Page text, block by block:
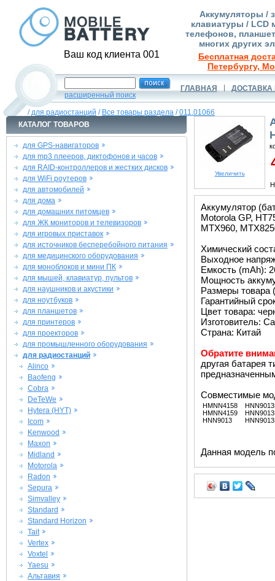
Ваш код клиента 001
Аккумуляторы /
клавиатуры / LCD
телефонов,
многих других
Бесплатная
Петербургу,
расширенный поиск
ГЛАВНАЯ ДОСТАВКА
/для радиостанций / Все товары раздела /011.01066
КАТАЛОГ ТОВАРОВ
для GPS-навигаторов
для mp3 плееров, диктофонов и часов
для RAID-контроллеров и жестких дисков
для WiFi роутеров
для автомобилей
для дома
для домашних питомцев
для ЖК мониторов и телевизоров
для игровых приставок
для источников бесперебойного питания
для медицинского оборудования
для моноблоков и мини ПК
для мышей, клавиатур, пультов
для наушников и акустики
для ноутбуков
для планшетов
для принтеров
для проекторов
для промышленного оборудования
для радиостанций
Alinco
Baofeng
Cobra
DeTeWe
Hytera (HYT)
Icom
Kenwood
Maxon
Midland
Motorola
Radon
Sepura
Simvalley
Standard
Standard Horizon
Tait
Vertex
Voxtel
Yaesu
Альтавия
Увеличить
Аккумулятор
Motorola GP,
MTX960,
Химический
Выходное
Емкость (mAh):
Мощность
Размеры товара
Гарантийный
Цвет товара:
Изготовитель:
Страна: Китай
Обратите
другая батарея
Совместимые
HMNN4158
HMNN4159
HNN9013
Данная модель